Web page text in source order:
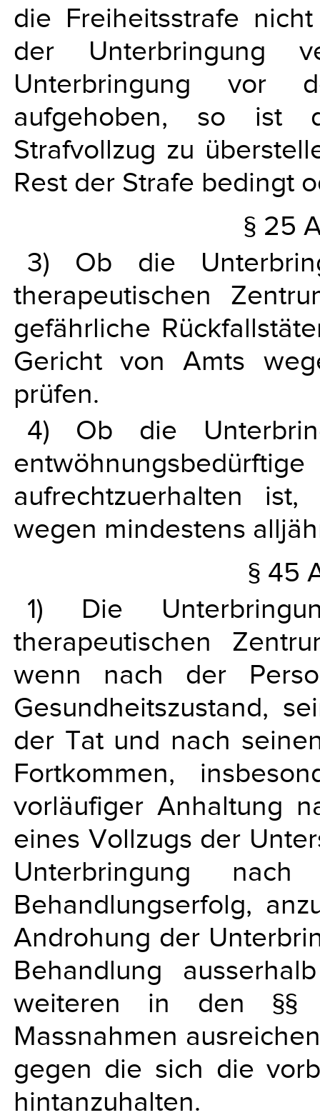
die Freiheitsstrafe
der Unterbringung
Unterbringung vor
aufgehoben, so ist
Strafvollzug zu
Rest der Strafe bedingt
§ 25
3) Ob die
therapeutischen
gefährliche
Gericht von Amts
prüfen.
4) Ob die
aufrechtzuerhalten
wegen mindestens
§ 45
1) Die
therapeutischen
wenn nach der
Gesundheitszustand,
der Tat und nach
Fortkommen,
vorläufiger Anhaltung
eines Vollzugs der
Unterbringung
Behandlungserfolg,
Androhung der
Behandlung
weiteren in den §§
Massnahmen
gegen die sich die
hintanzuhalten.